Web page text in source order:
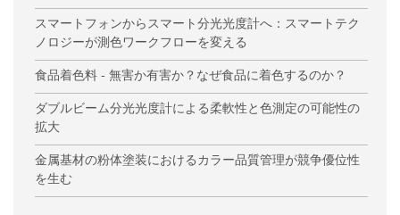
スマートフォンからスマート分光光度計へ：スマートテク
ノロジーが測色ワークフローを変える
食品着色料 - 無害か有害か？なぜ食品に着色するのか？
ダブルビーム分光光度計による柔軟性と色測定の可能性の
拡大
金属基材の粉体塗装におけるカラー品質管理が競争優位性
を生む